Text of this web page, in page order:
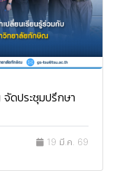
ดประชุมปรึกษา
19 มี.ค. 69